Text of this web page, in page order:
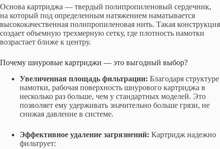
Основа картриджа — твердый полипропиленовый сердечник,
на который под определенным натяжением наматывается
высококачественная полипропиленовая нить. Такая конструкция
создает объемную трехмерную сетку, где плотность намотки
возрастает ближе к центру.
Почему шнуровые картриджи — это выгодный выбор?
Увеличенная площадь фильтрации: Благодаря структуре
намотки, рабочая поверхность шнурового картриджа в
несколько раз больше, чем у стандартных моделей. Это
позволяет ему удерживать значительно больше грязи, не
снижая давление в системе.
Эффективное удаление загрязнений: Картридж надежно
фильтрует: